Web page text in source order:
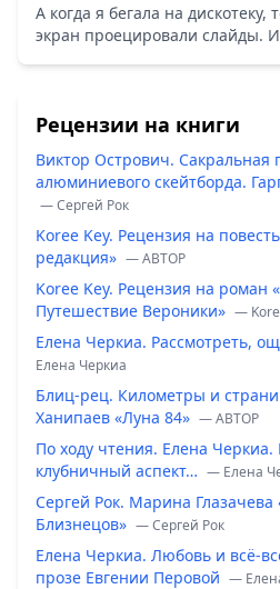
А когда я бегала на
экран проецировали слайды.
Рецензии на книги
Виктор Острович. Сакральная
алюминиевого скейтборда.
— Сергей Рок
Koree Key. Рецензия на
редакция» — ABTOP
Koree Key. Рецензия на роман
Путешествие Вероники» —
Елена Черкиа. Рассмотреть,
Елена Черкиа
Блиц-рец. Километры и
Ханипаев «Луна 84» — ABTOP
По ходу чтения. Елена
клубничный аспект… — Елена
Сергей Рок. Марина
Близнецов» — Сергей Рок
Елена Черкиа. Любовь и всё-
прозе Евгении Перовой —